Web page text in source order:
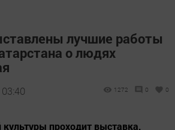
лучшие работы
о людях
1272 0 0
культуры проходит выставка,